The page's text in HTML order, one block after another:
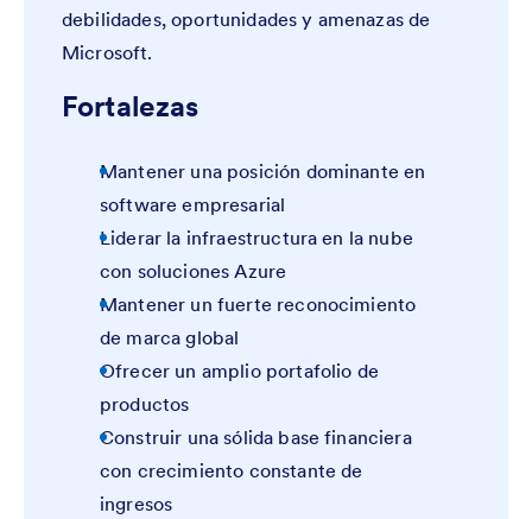
debilidades, oportunidades y amenazas de
Microsoft.
Fortalezas
Mantener una posición dominante en
software empresarial
Liderar la infraestructura en la nube
con soluciones Azure
Mantener un fuerte reconocimiento
de marca global
Ofrecer un amplio portafolio de
productos
Construir una sólida base financiera
con crecimiento constante de
ingresos